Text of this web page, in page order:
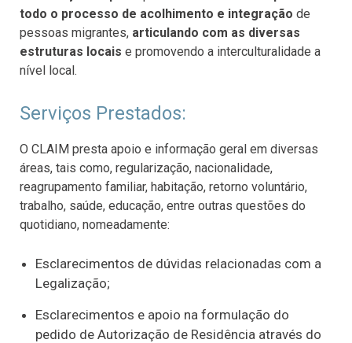
todo o processo de acolhimento e integração de
pessoas migrantes, articulando com as diversas
estruturas locais e promovendo a interculturalidade a
nível local.
Serviços Prestados:
O CLAIM presta apoio e informação geral em diversas
áreas, tais como, regularização, nacionalidade,
reagrupamento familiar, habitação, retorno voluntário,
trabalho, saúde, educação, entre outras questões do
quotidiano, nomeadamente:
Esclarecimentos de dúvidas relacionadas com a
Legalização;
Esclarecimentos e apoio na formulação do
pedido de Autorização de Residência através do